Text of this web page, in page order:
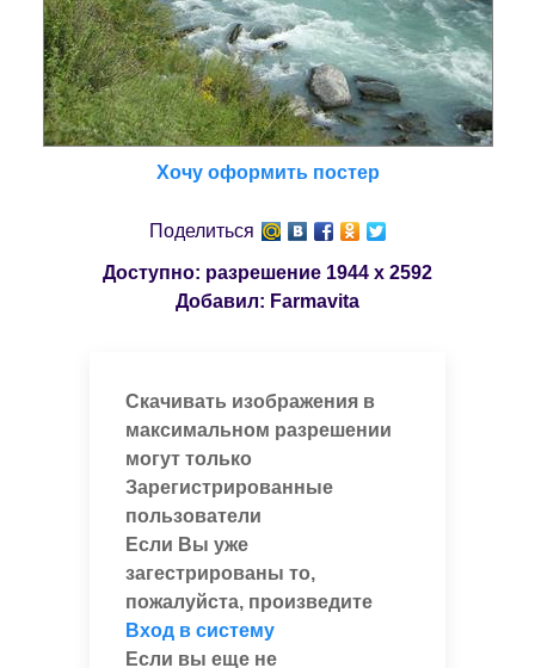
Хочу оформить постер
Поделиться
Доступно: разрешение 1944 x 2592
Добавил: Farmavita
Скачивать изображения в
максимальном разрешении
могут только
Зарегистрированные
пользователи
Если Вы уже
загестрированы то,
пожалуйста, произведите
Вход в систему
Если вы еще не